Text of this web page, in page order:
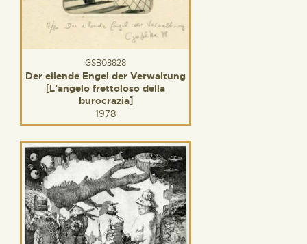
GSB08828
Der eilende Engel der Verwaltung
[L’angelo frettoloso della
burocrazia]
1978